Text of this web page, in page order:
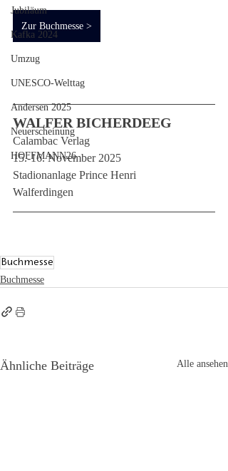
Jubiläum
Kafka 2024
Umzug
UNESCO-Welttag
Andersen 2025
Neuerscheinung
HOFFMANN26
Zur Buchmesse >
WALFER BICHERDEEG
Calambac Verlag
15.-16. November 2025
Stadionanlage Prince Henri
Walferdingen
Buchmesse
Buchmesse
Ähnliche Beiträge Alle ansehen